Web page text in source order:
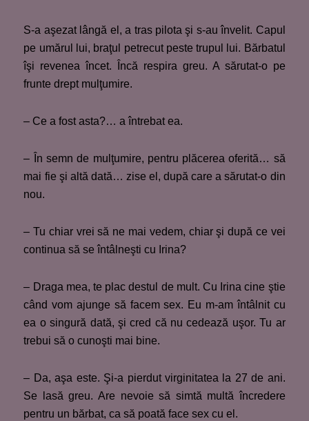
S-a aşezat lângă el, a tras pilota şi s-au învelit. Capul
pe umărul lui, braţul petrecut peste trupul lui. Bărbatul
îşi revenea încet. Încă respira greu. A sărutat-o pe
frunte drept mulţumire.
– Ce a fost asta?… a întrebat ea.
– În semn de mulţumire, pentru plăcerea oferită… să
mai fie şi altă dată… zise el, după care a sărutat-o din
nou.
– Tu chiar vrei să ne mai vedem, chiar şi după ce vei
continua să se întâlneşti cu Irina?
– Draga mea, te plac destul de mult. Cu Irina cine ştie
când vom ajunge să facem sex. Eu m-am întâlnit cu
ea o singură dată, şi cred că nu cedează uşor. Tu ar
trebui să o cunoşti mai bine.
– Da, aşa este. Şi-a pierdut virginitatea la 27 de ani.
Se lasă greu. Are nevoie să simtă multă încredere
pentru un bărbat, ca să poată face sex cu el.